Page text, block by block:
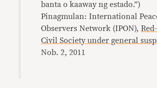
banta o kaaway ng estado.”)
Pinagmulan: International
Observers Network (IPON),
Civil Society under general
Nob. 2, 2011